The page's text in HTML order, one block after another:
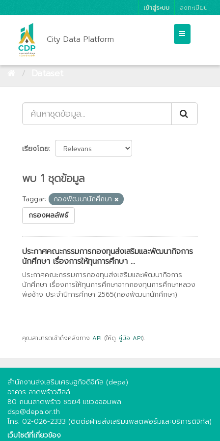
เข้าสู่ระบบ ลงทะเบียน
City Data Platform
เรียงโดย
พบ 1 ชุดข้อมูล
Taggar:
กองพัฒนานักศึกษา
กรองผลลัพธ์
ประกาศคณะกรรมการกองทุนส่งเสริมและพัฒนากิจการ
นักศึกษา เรื่องการให้ทุนการศึกษา ...
ประกาศคณะกรรมการกองทุนส่งเสริมและพัฒนากิจการ
นักศึกษา เรื่องการให้ทุนการศึกษาจากกองทุนการศึกษาหลวง
พ่อช้าง ประจำปีการศึกษา 2565(กองพัฒนานักศึกษา)
คุณสามารถเข้าถึงคลังทาง API (ให้ดู คู่มือ API).
สำนักงานส่งเสริมเศรษฐกิจดิจิทัล (depa)
อาคาร ลาดพร้าวฮิลล์
80 ถนนลาดพร้าว ซอย4 แขวงจอมพล
dsp@depa.or.th
โทร. 02-026-2333 (ติดต่อฝ่ายส่งเสริมแพลตฟอร์มและบริการดิจิทัล)
เว็บไซต์ที่เกี่ยวข้อง